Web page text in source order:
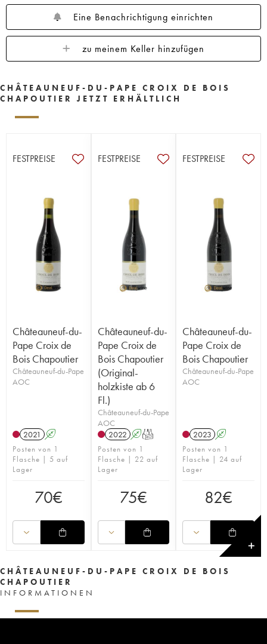
Eine Benachrichtigung einrichten
zu meinem Keller hinzufügen
CHÂTEAUNEUF-DU-PAPE CROIX DE BOIS
CHAPOUTIER JETZT ERHÄLTLICH
FESTPREISE
Châteauneuf-du-
Pape Croix de
Bois Chapoutier
Châteauneuf-du-Pape
AOC
2021 A
Posten von 1
Flasche | 5 auf
Lager
70€
FESTPREISE
Châteauneuf-du-
Pape Croix de
Bois Chapoutier
(Original-
holzkiste ab 6
Fl.)
Châteauneuf-du-Pape
AOC
2022 AT
Posten von 1
Flasche | 22 auf
Lager
75€
FESTPREISE
Châteauneuf-du-
Pape Croix de
Bois Chapoutier
Châteauneuf-du-Pape
AOC
2023 A
Posten von 1
Flasche | 24 auf
Lager
82€
✕
CHÂTEAUNEUF-DU-PAPE CROIX DE BOIS
CHAPOUTIER
INFORMATIONEN